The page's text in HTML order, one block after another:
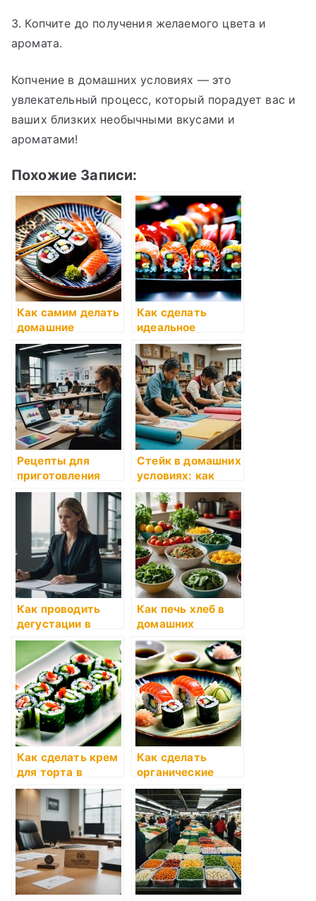
3. Копчите до получения желаемого цвета и
аромата.
Копчение в домашних условиях — это
увлекательный процесс, который порадует вас и
ваших близких необычными вкусами и
ароматами!
Похожие Записи:
Как самим делать
домашние
колбасы
Как сделать
идеальное
мороженое в
домашних
условиях
Рецепты для
приготовления
суши в домашних
условиях
Стейк в домашних
условиях: как
правильно
приготовить
Как проводить
дегустации в
домашних
условиях
Как печь хлеб в
домашних
условиях
Как сделать крем
для торта в
домашних
условиях
Как сделать
органические
десерты в
домашних
условиях